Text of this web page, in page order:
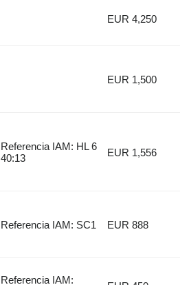
EUR 4,250
EUR 1,500
Referencia IAM: HL 6
40:13
EUR 1,556
Referencia IAM: SC1 EUR 888
Referencia IAM: